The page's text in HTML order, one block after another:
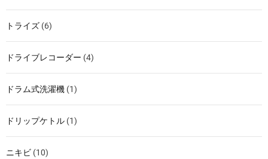
トライズ (6)
ドライブレコーダー (4)
ドラム式洗濯機 (1)
ドリップケトル (1)
ニキビ (10)